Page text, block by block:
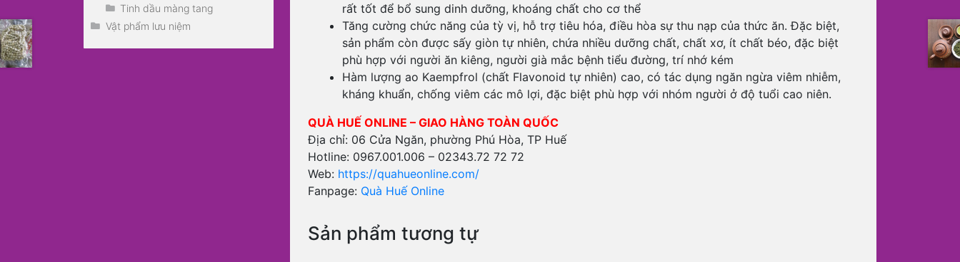
rất tốt để bổ sung dinh dưỡng, khoáng chất cho cơ thể
Tăng cường chức năng của tỳ vị, hỗ trợ tiêu hóa, điều hòa sự thu nạp của thức ăn. Đặc biệt,
sản phẩm còn được sấy giòn tự nhiên, chứa nhiều dưỡng chất, chất xơ, ít chất béo, đặc biệt
phù hợp với người ăn kiêng, người già mắc bệnh tiểu đường, trí nhớ kém
Hàm lượng ao Kaempfrol (chất Flavonoid tự nhiên) cao, có tác dụng ngăn ngừa viêm nhiễm,
kháng khuẩn, chống viêm các mô lợi, đặc biệt phù hợp với nhóm người ở độ tuổi cao niên.
QUÀ HUẾ ONLINE – GIAO HÀNG TOÀN QUỐC
Địa chỉ: 06 Cửa Ngăn, phường Phú Hòa, TP Huế
Hotline: 0967.001.006 – 02343.72 72 72
Web: https://quahueonline.com/
Fanpage: Quà Huế Online
Sản phẩm tương tự
Tinh dầu màng tang
Vật phẩm lưu niệm